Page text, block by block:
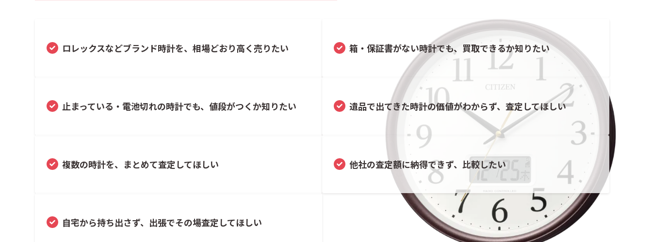
ロレックスなどブランド時計を、相場どおり高く売りたい 箱・保証書がない時計でも、買取できるか知りたい
止まっている・電池切れの時計でも、値段がつくか知りたい 遺品で出てきた時計の価値がわからず、査定してほしい
複数の時計を、まとめて査定してほしい 他社の査定額に納得できず、比較したい
自宅から持ち出さず、出張でその場査定してほしい